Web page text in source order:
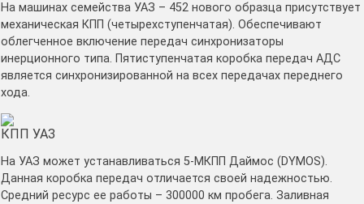
На машинах семейства УАЗ – 452 нового образца присутствует
механическая КПП (четырехступенчатая). Обеспечивают
облегченное включение передач синхронизаторы
инерционного типа. Пятиступенчатая коробка передач АДС
является синхронизированной на всех передачах переднего
хода.
КПП УАЗ
На УАЗ может устанавливаться 5-МКПП Даймос (DYMOS).
Данная коробка передач отличается своей надежностью.
Средний ресурс ее работы – 300000 км пробега. Заливная